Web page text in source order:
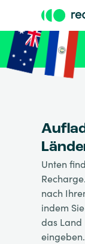
Unten
nach
indem
das Land
eingeben.